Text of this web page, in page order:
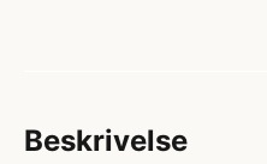
Beskrivelse